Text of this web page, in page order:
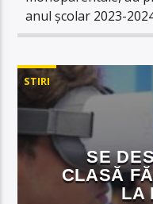
anul școlar 2023-
STIRI
SE
CLASĂ
LA